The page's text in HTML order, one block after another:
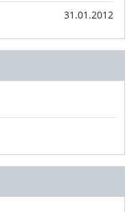
31.01.2012